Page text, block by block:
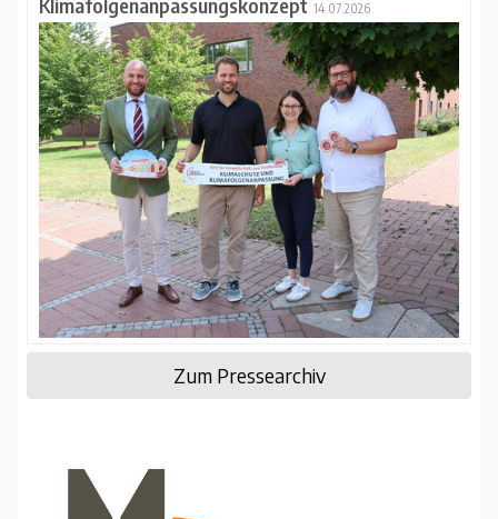
Klimafolgenanpassungskonzept 14.07.2026
Zum Pressearchiv